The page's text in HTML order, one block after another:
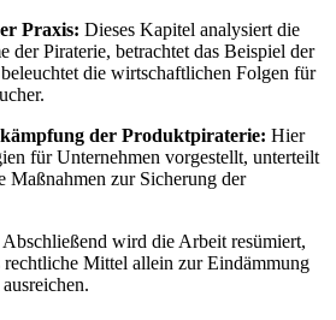
Praxis: Dieses Kapitel analysiert die
der Piraterie, betrachtet das Beispiel der
die wirtschaftlichen Folgen für
der Produktpiraterie: Hier
für Unternehmen vorgestellt, unterteilt
Maßnahmen zur Sicherung der
Abschließend wird die Arbeit resümiert,
Mittel allein zur Eindämmung